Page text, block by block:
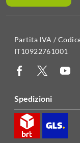
Partita IVA /
IT10922761001
spedizioni